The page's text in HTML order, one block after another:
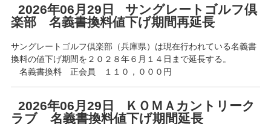
2026年06月29日 サングレートゴルフ倶
楽部 名義書換料値下げ期間再延長
サングレートゴルフ倶楽部（兵庫県）は現在行われている名義書
換料の値下げ期間を２０２８年６月１４日まで延長する。
名義書換料 正会員 １１０，０００円
2026年06月29日 ＫＯＭＡカントリーク
ラブ 名義書換料値下げ期間延長